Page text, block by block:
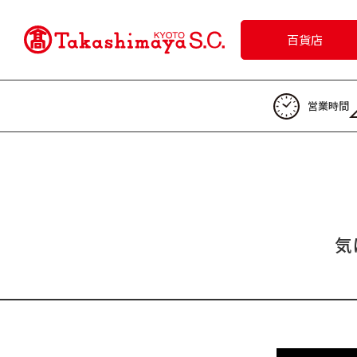
百貨店
営業時間